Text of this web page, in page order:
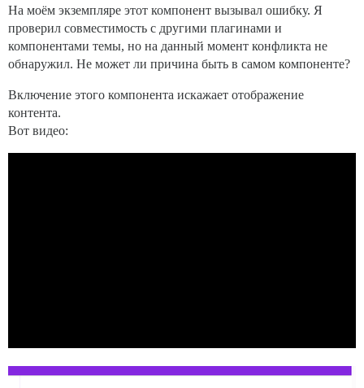
На моём экземпляре этот компонент вызывал ошибку. Я
проверил совместимость с другими плагинами и
компонентами темы, но на данный момент конфликта не
обнаружил. Не может ли причина быть в самом компоненте?
Включение этого компонента искажает отображение
контента.
Вот видео: